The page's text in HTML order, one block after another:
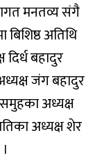
मनतव्य संगै
अतिथि
बहादुर
जंग बहादुर
समुहका अध्यक्ष
अध्यक्ष शेर